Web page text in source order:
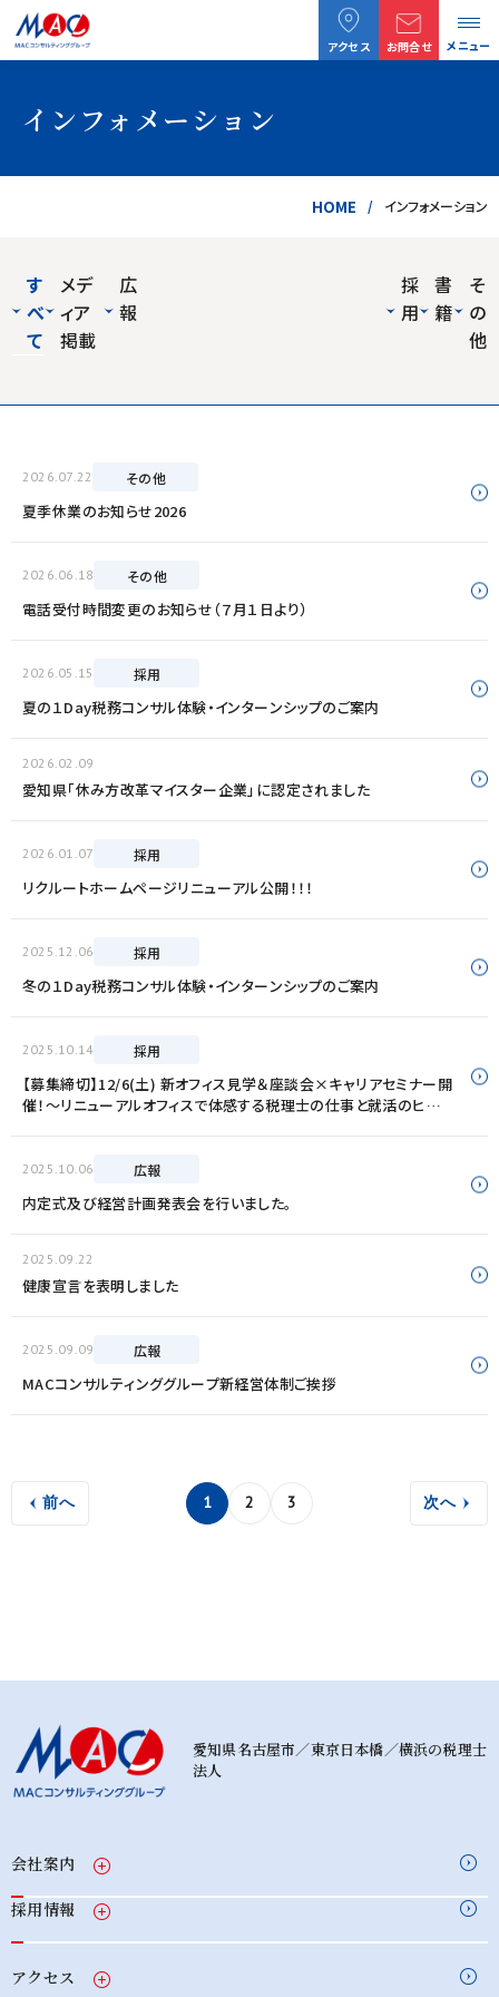
アクセス お問合せ メニュー
インフォメーション
HOME インフォメーション
す
べ
て
メデ
ィア
掲載
広
報
採
用
書
籍
そ
の
他
2026.07.22 その他
夏季休業のお知らせ2026
2026.06.18 その他
電話受付時間変更のお知らせ（７月１日より）
2026.05.15 採用
夏の１Day税務コンサル体験・インターンシップのご案内
2026.02.09
愛知県「休み方改革マイスター企業」に認定されました
2026.01.07 採用
リクルートホームページリニューアル公開！！！
2025.12.06 採用
冬の１Day税務コンサル体験・インターンシップのご案内
2025.10.14 採用
【募集締切】12/6(土) 新オフィス見学＆座談会×キャリアセミナー開
催！～リニューアルオフィスで体感する税理士の仕事と就活のヒント
2025.10.06 広報
内定式及び経営計画発表会を行いました。
2025.09.22
健康宣言を表明しました
2025.09.09 広報
MACコンサルティンググループ新経営体制ご挨拶
前へ 1 2 3 次へ
愛知県名古屋市／東京日本橋／横浜の税理士
法人
会社案内
採用情報
アクセス